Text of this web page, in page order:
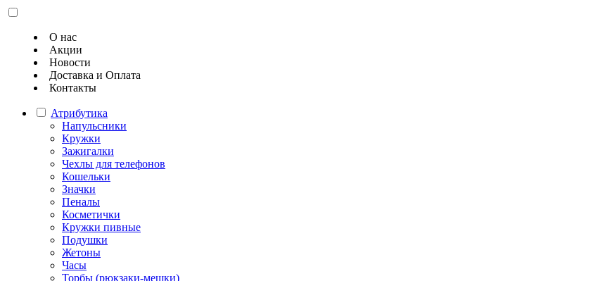
О нас
Акции
Новости
Доставка и Оплата
Контакты
Атрибутика
Напульсники
Кружки
Зажигалки
Чехлы для телефонов
Кошельки
Значки
Пеналы
Косметички
Кружки пивные
Подушки
Жетоны
Часы
Торбы (рюкзаки-мешки)